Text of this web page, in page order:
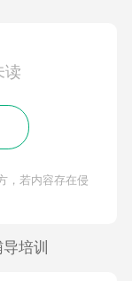
读
，若内容存在侵
培训